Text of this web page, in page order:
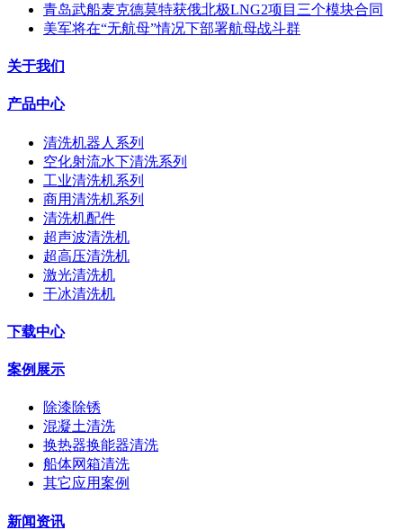
青岛武船麦克德莫特获俄北极LNG2项目三个模块合同
美军将在“无航母”情况下部署航母战斗群
关于我们
产品中心
清洗机器人系列
空化射流水下清洗系列
工业清洗机系列
商用清洗机系列
清洗机配件
超声波清洗机
超高压清洗机
激光清洗机
干冰清洗机
下载中心
案例展示
除漆除锈
混凝土清洗
换热器换能器清洗
船体网箱清洗
其它应用案例
新闻资讯